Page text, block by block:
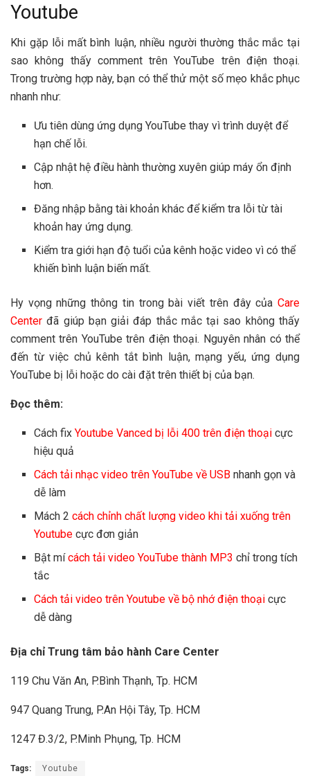
Youtube
Khi gặp lỗi mất bình luận, nhiều người thường thắc mắc tại
sao không thấy comment trên YouTube trên điện thoại.
Trong trường hợp này, bạn có thể thử một số mẹo khắc phục
nhanh như:
Ưu tiên dùng ứng dụng YouTube thay vì trình duyệt để
hạn chế lỗi.
Cập nhật hệ điều hành thường xuyên giúp máy ổn định
hơn.
Đăng nhập bằng tài khoản khác để kiểm tra lỗi từ tài
khoản hay ứng dụng.
Kiểm tra giới hạn độ tuổi của kênh hoặc video vì có thể
khiến bình luận biến mất.
Hy vọng những thông tin trong bài viết trên đây của Care
Center đã giúp bạn giải đáp thắc mắc tại sao không thấy
comment trên YouTube trên điện thoại. Nguyên nhân có thể
đến từ việc chủ kênh tắt bình luận, mạng yếu, ứng dụng
YouTube bị lỗi hoặc do cài đặt trên thiết bị của bạn.
Đọc thêm:
Cách fixYoutube Vanced bị lỗi 400 trên điện thoại cực
hiệu quả
Cách tải nhạc video trên YouTube về USB nhanh gọn và
dễ làm
Mách 2cách chỉnh chất lượng video khi tải xuống trên
Youtube cực đơn giản
Bật mícách tải video YouTube thành MP3 chỉ trong tích
tắc
Cách tải video trên Youtube về bộ nhớ điện thoại cực
dễ dàng
Địa chỉ Trung tâm bảo hành Care Center
119 Chu Văn An, P.Bình Thạnh, Tp. HCM
947 Quang Trung, P.An Hội Tây, Tp. HCM
1247 Đ.3/2, P.Minh Phụng, Tp. HCM
Tags: Youtube